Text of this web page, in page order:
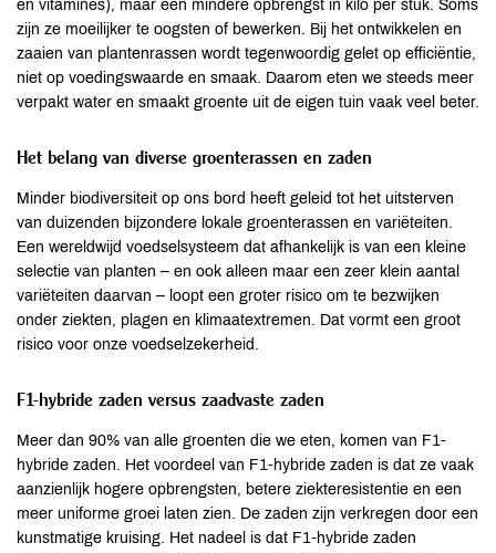
en vitamines), maar een mindere opbrengst in kilo per stuk. Soms
zijn ze moeilijker te oogsten of bewerken. Bij het ontwikkelen en
zaaien van plantenrassen wordt tegenwoordig gelet op efficiëntie,
niet op voedingswaarde en smaak. Daarom eten we steeds meer
verpakt water en smaakt groente uit de eigen tuin vaak veel beter.
Het belang van diverse groenterassen en zaden
Minder biodiversiteit op ons bord heeft geleid tot het uitsterven
van duizenden bijzondere lokale groenterassen en variëteiten.
Een wereldwijd voedselsysteem dat afhankelijk is van een kleine
selectie van planten – en ook alleen maar een zeer klein aantal
variëteiten daarvan – loopt een groter risico om te bezwijken
onder ziekten, plagen en klimaatextremen. Dat vormt een groot
risico voor onze voedselzekerheid.
F1-hybride zaden versus zaadvaste zaden
Meer dan 90% van alle groenten die we eten, komen van F1-
hybride zaden. Het voordeel van F1-hybride zaden is dat ze vaak
aanzienlijk hogere opbrengsten, betere ziekteresistentie en een
meer uniforme groei laten zien. De zaden zijn verkregen door een
kunstmatige kruising. Het nadeel is dat F1-hybride zaden